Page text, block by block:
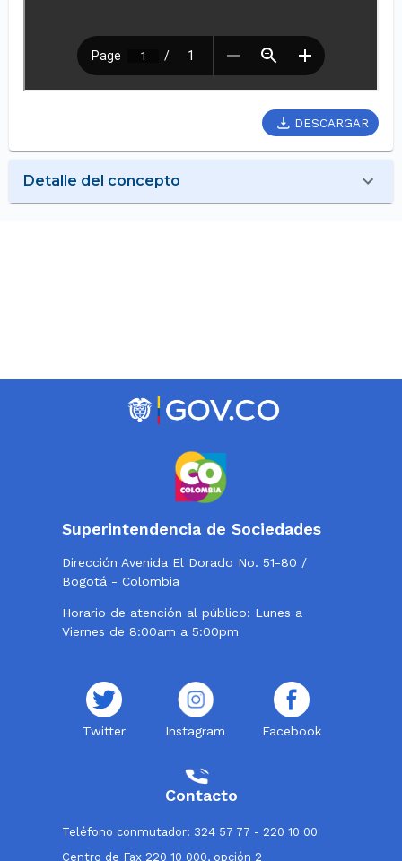
DESCARGAR
Detalle del concepto
Superintendencia de Sociedades
Dirección Avenida El Dorado No. 51-80 /
Bogotá - Colombia
Horario de atención al público: Lunes a
Viernes de 8:00am a 5:00pm
Twitter Instagram Facebook
Contacto
Teléfono conmutador: 324 57 77 - 220 10 00
Centro de Fax 220 10 000, opción 2